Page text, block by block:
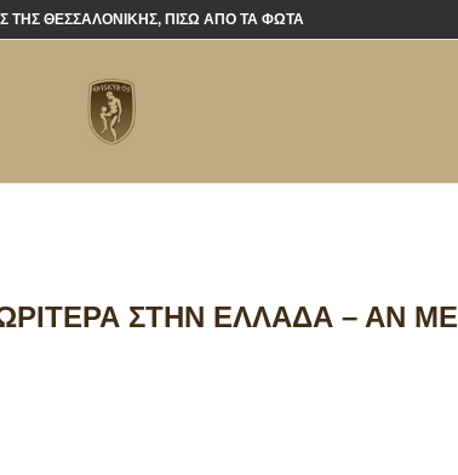
ΤΗΣ ΘΕΣΣΑΛΟΝΊΚΗΣ, ΠΊΣΩ ΑΠΌ ΤΑ ΦΏΤΑ
ΣΤΗΝ ΕΛΛΆΔΑ – ΑΝ ΜΕ